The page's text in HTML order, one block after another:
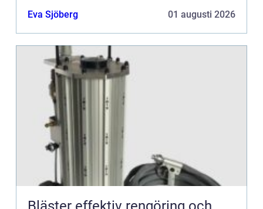
Eva Sjöberg 01 augusti 2026